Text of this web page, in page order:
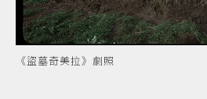
《盜墓奇美拉》劇照